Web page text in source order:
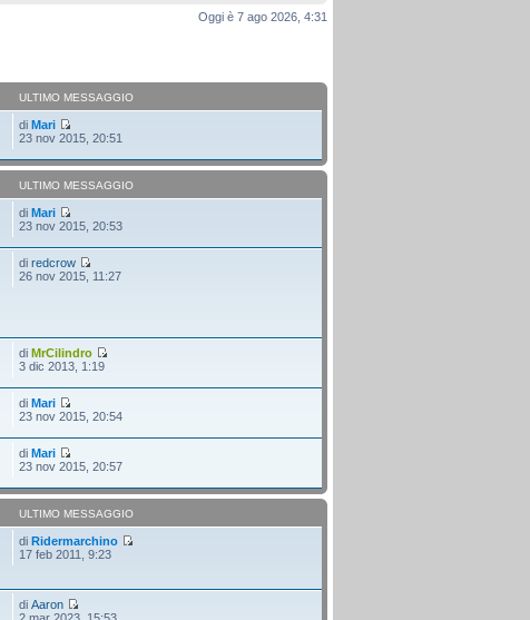
Oggi è 7 ago 2026, 4:31
ULTIMO MESSAGGIO
diMari
23 nov 2015, 20:51
ULTIMO MESSAGGIO
diMari
23 nov 2015, 20:53
diredcrow
26 nov 2015, 11:27
diMrCilindro
3 dic 2013, 1:19
diMari
23 nov 2015, 20:54
diMari
23 nov 2015, 20:57
ULTIMO MESSAGGIO
diRidermarchino
17 feb 2011, 9:23
diAaron
2 mar 2023, 15:53